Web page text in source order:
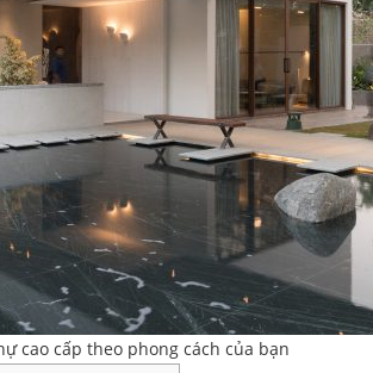
cao cấp theo phong cách của bạn